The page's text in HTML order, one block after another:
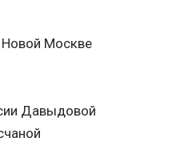
Новой Москве
Давыдовой